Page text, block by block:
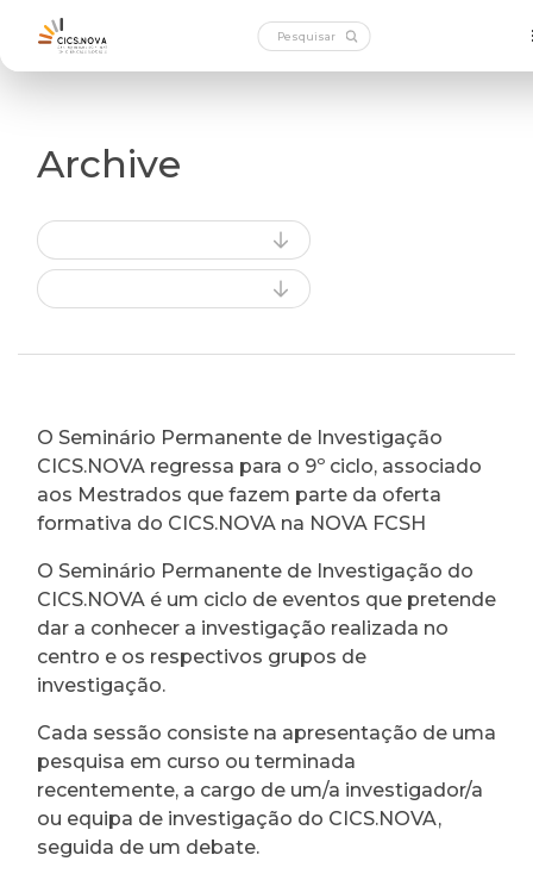
Archive
O Seminário Permanente de Investigação
CICS.NOVA regressa para o 9º ciclo, associado
aos Mestrados que fazem parte da oferta
formativa do CICS.NOVA na NOVA FCSH
O Seminário Permanente de Investigação do
CICS.NOVA é um ciclo de eventos que pretende
dar a conhecer a investigação realizada no
centro e os respectivos grupos de
investigação.
Cada sessão consiste na apresentação de uma
pesquisa em curso ou terminada
recentemente, a cargo de um/a investigador/a
ou equipa de investigação do CICS.NOVA,
seguida de um debate.